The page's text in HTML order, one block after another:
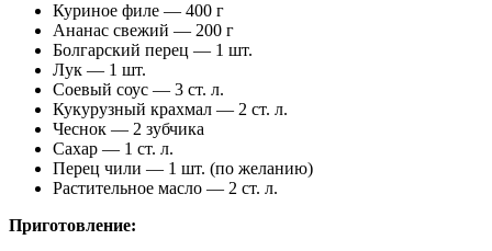
Куриное филе — 400 г
Ананас свежий — 200 г
Болгарский перец — 1 шт.
Лук — 1 шт.
Соевый соус — 3 ст. л.
Кукурузный крахмал — 2 ст. л.
Чеснок — 2 зубчика
Сахар — 1 ст. л.
Перец чили — 1 шт. (по желанию)
Растительное масло — 2 ст. л.
Приготовление: